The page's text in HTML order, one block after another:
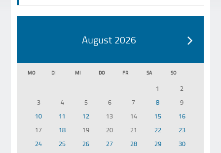
August 2026
MO DI MI DO FR SA SO
1
2
3
4 5 6 7 8
9
10
11 12 13 14 15
16
17
18 19 20 21 22
23
24
25 26 27 28 29 30